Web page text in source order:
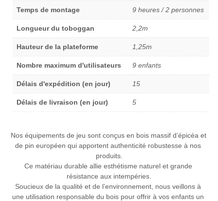
Temps de montage 9 heures / 2 personnes
Longueur du toboggan 2,2m
Hauteur de la plateforme 1,25m
Nombre maximum d'utilisateurs 9 enfants
Délais d'expédition (en jour) 15
Délais de livraison (en jour) 5